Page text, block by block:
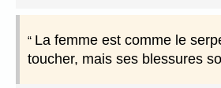
La femme est comme le
toucher, mais ses blessures